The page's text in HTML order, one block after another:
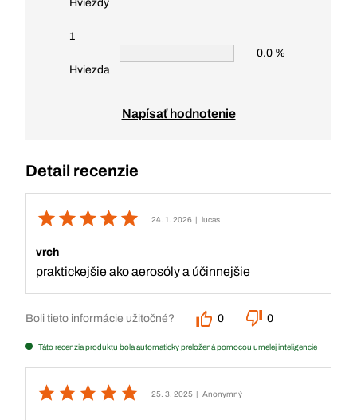
Hviezdy
1
Hviezda
0.0 %
Napísať hodnotenie
Detail recenzie
24. 1. 2026 | lucas
vrch
praktickejšie ako aerosóly a účinnejšie
Boli tieto informácie užitočné? 0 0
Táto recenzia produktu bola automaticky preložená pomocou umelej inteligencie
25. 3. 2025 | Anonymný